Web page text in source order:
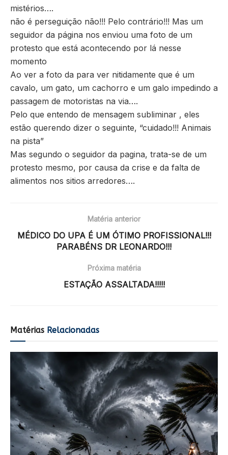
mistérios….
não é perseguição não!!! Pelo contrário!!! Mas um
seguidor da página nos enviou uma foto de um
protesto que está acontecendo por lá nesse
momento
Ao ver a foto da para ver nitidamente que é um
cavalo, um gato, um cachorro e um galo impedindo a
passagem de motoristas na via….
Pelo que entendo de mensagem subliminar , eles
estão querendo dizer o seguinte, “cuidado!!! Animais
na pista”
Mas segundo o seguidor da pagina, trata-se de um
protesto mesmo, por causa da crise e da falta de
alimentos nos sitios arredores….
Matéria anterior
MÉDICO DO UPA É UM ÓTIMO PROFISSIONAL!!!
PARABÉNS DR LEONARDO!!!
Próxima matéria
ESTAÇÃO ASSALTADA!!!!!
Matérias Relacionadas